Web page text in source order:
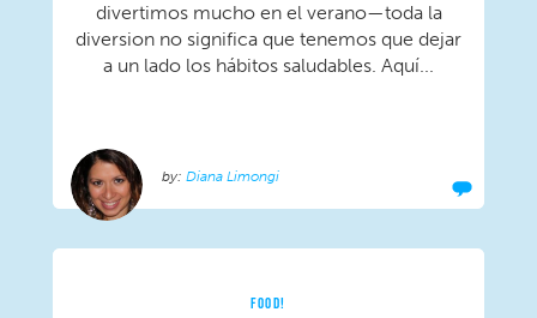
divertimos mucho en el verano—toda la
diversion no significa que tenemos que dejar
a un lado los hábitos saludables. Aquí...
Diana Limongi
FOOD!